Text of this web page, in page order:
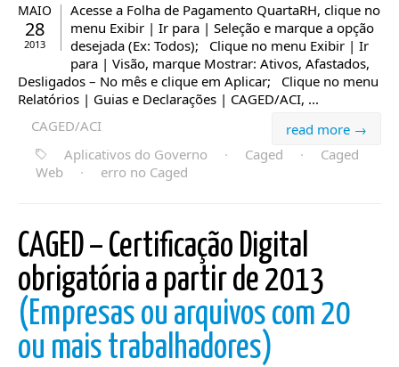
MAIO
28
2013
Acesse a Folha de Pagamento QuartaRH, clique no
menu Exibir | Ir para | Seleção e marque a opção
desejada (Ex: Todos); Clique no menu Exibir | Ir
para | Visão, marque Mostrar: Ativos, Afastados,
Desligados – No mês e clique em Aplicar; Clique no menu
Relatórios | Guias e Declarações | CAGED/ACI, ...
read more →
CAGED/ACI
Aplicativos do Governo
· Caged ·
Caged
Web
· erro no Caged
CAGED – Certificação Digital
obrigatória a partir de 2013
(Empresas ou arquivos com 20
ou mais trabalhadores)